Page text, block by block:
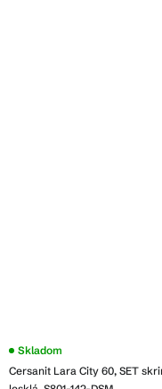
Cersanit Lara City 60, SET
Priemerné
produktu
Skladom